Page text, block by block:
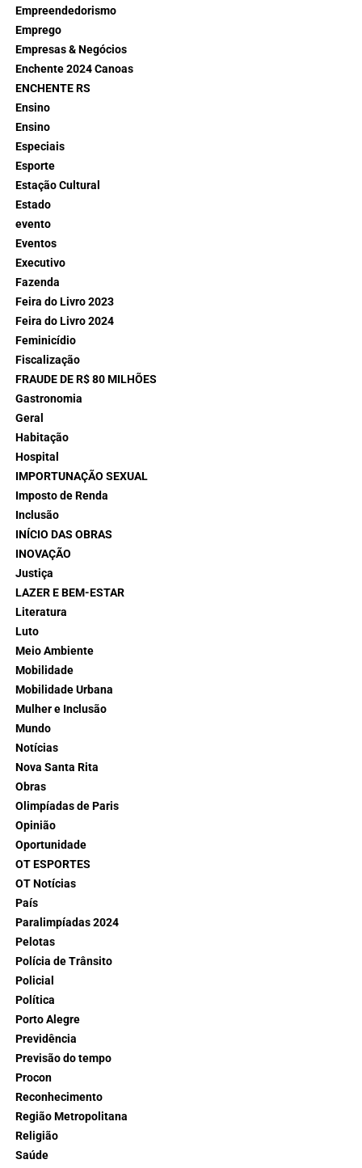
Empreendedorismo
Emprego
Empresas & Negócios
Enchente 2024 Canoas
ENCHENTE RS
Ensino
Ensino
Especiais
Esporte
Estação Cultural
Estado
evento
Eventos
Executivo
Fazenda
Feira do Livro 2023
Feira do Livro 2024
Feminicídio
Fiscalização
FRAUDE DE R$ 80 MILHÕES
Gastronomia
Geral
Habitação
Hospital
IMPORTUNAÇÃO SEXUAL
Imposto de Renda
Inclusão
INÍCIO DAS OBRAS
INOVAÇÃO
Justiça
LAZER E BEM-ESTAR
Literatura
Luto
Meio Ambiente
Mobilidade
Mobilidade Urbana
Mulher e Inclusão
Mundo
Notícias
Nova Santa Rita
Obras
Olimpíadas de Paris
Opinião
Oportunidade
OT ESPORTES
OT Notícias
País
Paralimpíadas 2024
Pelotas
Polícia de Trânsito
Policial
Política
Porto Alegre
Previdência
Previsão do tempo
Procon
Reconhecimento
Região Metropolitana
Religião
Saúde